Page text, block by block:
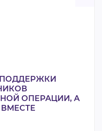
ОПЕРАЦИИ, А